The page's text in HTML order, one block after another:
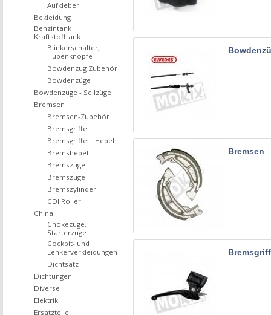
Bremsen
Aufkleber
Bekleidung
Benzintank
Kraftstofftank
Blinkerschalter,
Hupenknöpfe
Bowdenzug Zubehör
Bowdenzüge
Bowdenzüge - Seilzüge
Bremsen
Bremsen-Zubehör
Bremsgriffe
Bremsgriffe + Hebel
Bremshebel
Bremszüge
Bremszüge
Bremszylinder
CDI Roller
China
Chokezüge,
Starterzüge
Cockpit- und
Lenkerverkleidungen
Dichtsatz
Dichtungen
Diverse
Elektrik
Ersatzteile